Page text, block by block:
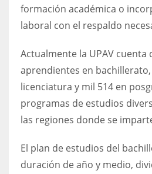
formación académica o
laboral con el respaldo
Actualmente la UPAV cuenta
aprendientes en bachillerato,
licenciatura y mil 514 en
programas de estudios
las regiones donde se
El plan de estudios del
duración de año y medio,